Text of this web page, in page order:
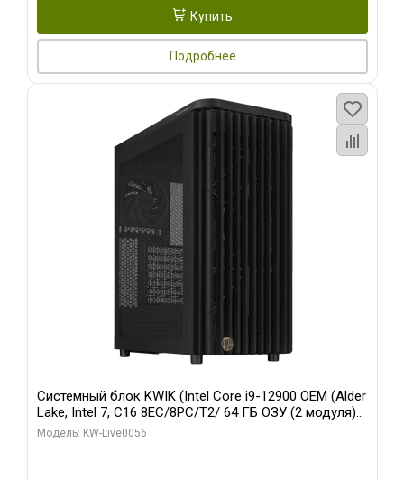
Купить
Подробнее
Системный блок KWIK (Intel Core i9-12900 OEM (Alder
Lake, Intel 7, C16 8EC/8PC/T2/ 64 ГБ ОЗУ (2 модуля)/
Palit RTX5080 INFINITY 3 OC 16GB GDDR7 256bit 3xDP
Модель: KW-Live0056